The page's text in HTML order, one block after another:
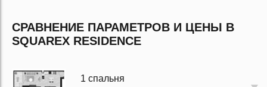
СРАВНЕНИЕ ПАРАМЕТРОВ И ЦЕНЫ В
SQUAREX RESIDENCE
1 спальня